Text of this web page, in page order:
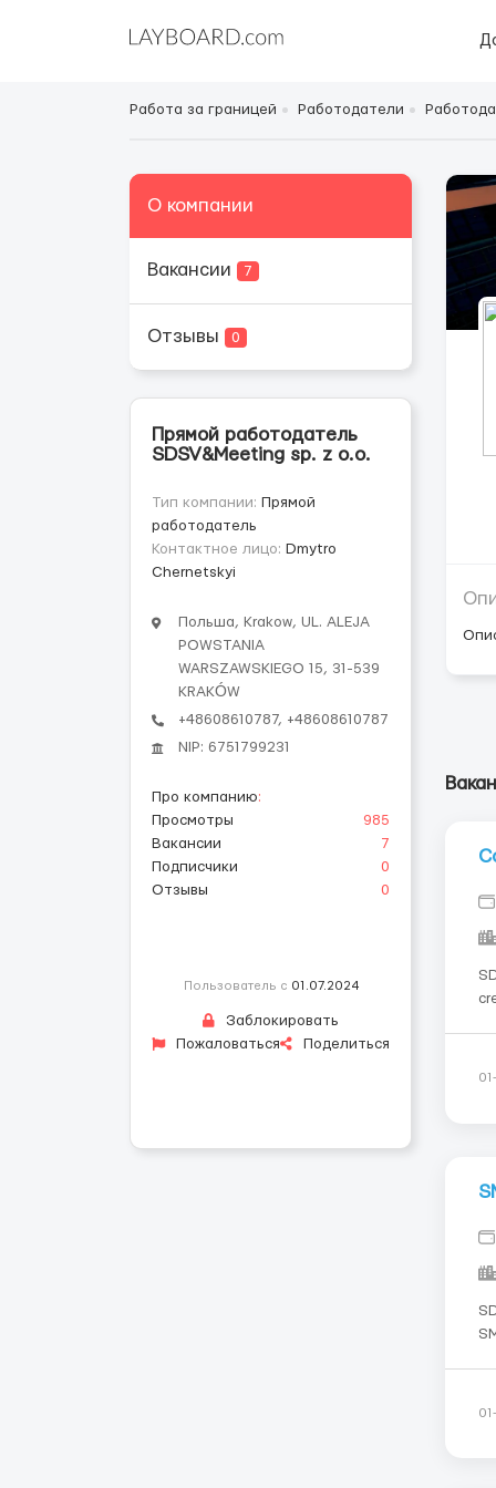
Работа за границей Работодатели
О компании
Вакансии 7
Отзывы 0
Прямой работодатель
SDSV&Meeting sp. z o.o.
Тип компании: Прямой
работодатель
Контактное лицо: Dmytro
Chernetskyi
Польша, Krakow, UL. ALEJA
POWSTANIA
WARSZAWSKIEGO 15, 31-539
KRAKÓW
+48608610787, +48608610787
NIP: 6751799231
Про компанию:
Просмотры
985
Вакансии
7
Подписчики
0
Отзывы
0
Пользователь с 01.07.2024
Заблокировать
Пожаловаться
Поделиться